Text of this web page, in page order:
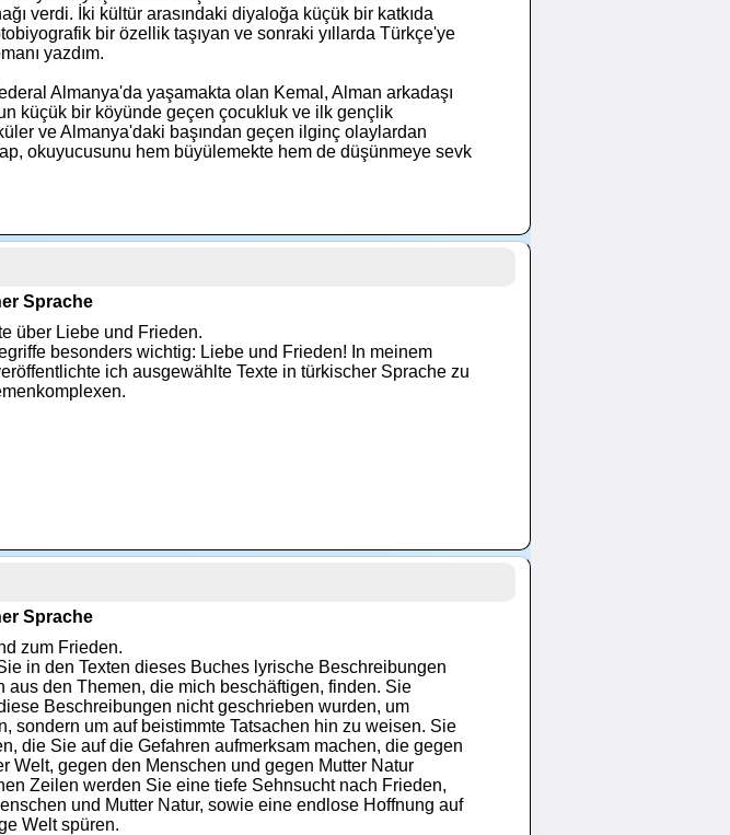
verdi. İki kültür arasındaki diyaloğa küçük bir katkıda
bir özellik taşıyan ve sonraki yıllarda Türkçe'ye
yazdım.
Almanya'da yaşamakta olan Kemal, Alman arkadaşı
küçük bir köyünde geçen çocukluk ve ilk gençlik
ve Almanya'daki başından geçen ilginç olaylardan
okuyucusunu hem büyülemekte hem de düşünmeye sevk
Sprache
über Liebe und Frieden.
besonders wichtig: Liebe und Frieden! In meinem
ich ausgewählte Texte in türkischer Sprache zu
Sprache
zum Frieden.
in den Texten dieses Buches lyrische Beschreibungen
aus den Themen, die mich beschäftigen, finden. Sie
Beschreibungen nicht geschrieben wurden, um
sondern um auf beistimmte Tatsachen hin zu weisen. Sie
die Sie auf die Gefahren aufmerksam machen, die gegen
Welt, gegen den Menschen und gegen Mutter Natur
Zeilen werden Sie eine tiefe Sehnsucht nach Frieden,
und Mutter Natur, sowie eine endlose Hoffnung auf
Welt spüren.